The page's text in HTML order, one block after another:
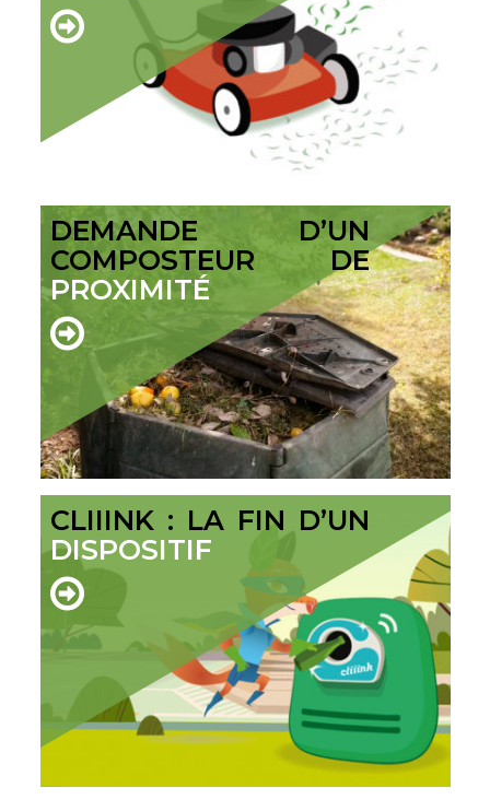
DEMANDE D’UN
COMPOSTEUR DE
PROXIMITÉ
CLIIINK : LA FIN D’UN
DISPOSITIF